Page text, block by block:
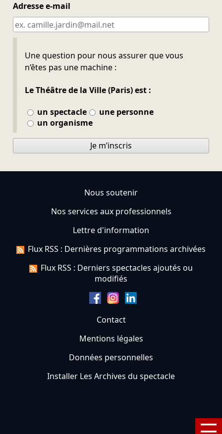
Adresse e-mail
Une question pour nous assurer que vous
n’êtes pas une machine :
Le Théâtre de la Ville (Paris) est :
un spectacle
une personne
un organisme
Ne pas remplir
Je m’inscris
Nous soutenir
Nos services aux professionnels
Lettre d'information
Flux RSS : Dernières programmations archivées
Flux RSS : Derniers spectacles ajoutés ou
modifiés
Contact
Mentions légales
Données personnelles
Installer Les Archives du spectacle